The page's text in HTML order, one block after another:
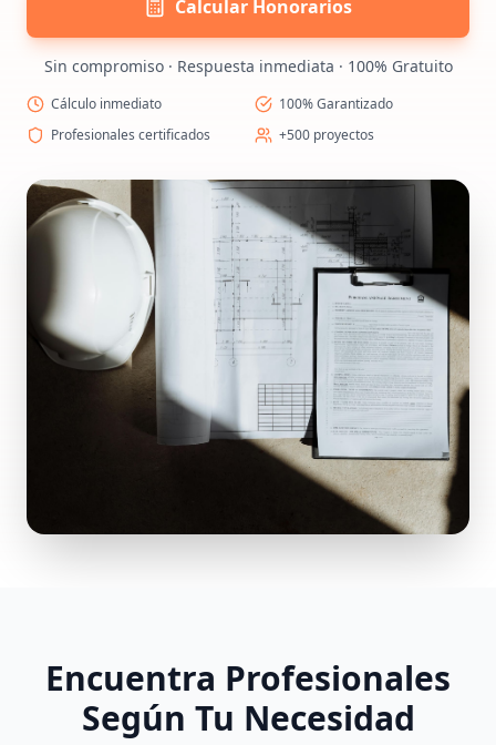
Calcular Honorarios
Sin compromiso · Respuesta inmediata · 100% Gratuito
Cálculo inmediato
100% Garantizado
Profesionales certificados
+500 proyectos
Encuentra Profesionales
Según Tu Necesidad